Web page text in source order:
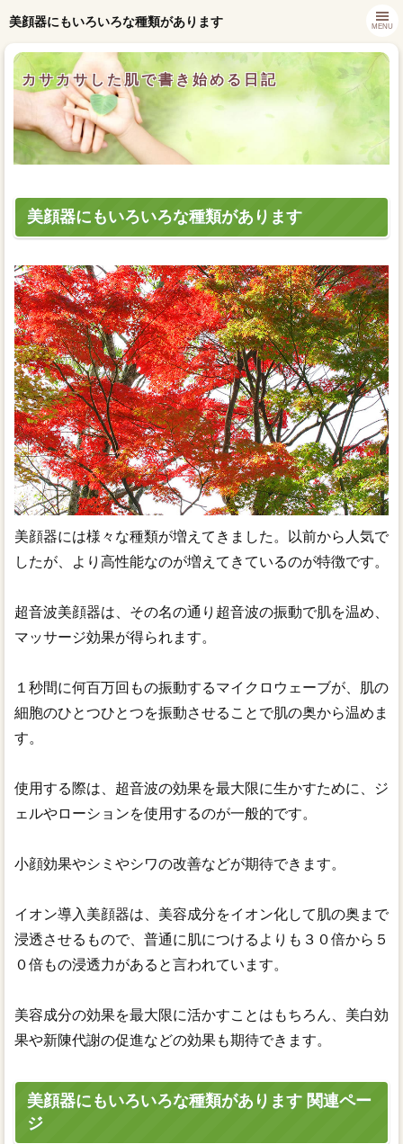
美顔器にもいろいろな種類があります
カサカサした肌で書き始める日記
MENU
美顔器にもいろいろな種類があります
美顔器には様々な種類が増えてきました。以前から人気で
したが、より高性能なのが増えてきているのが特徴です。
超音波美顔器は、その名の通り超音波の振動で肌を温め、
マッサージ効果が得られます。
１秒間に何百万回もの振動するマイクロウェーブが、肌の
細胞のひとつひとつを振動させることで肌の奥から温めま
す。
使用する際は、超音波の効果を最大限に生かすために、ジ
ェルやローションを使用するのが一般的です。
小顔効果やシミやシワの改善などが期待できます。
イオン導入美顔器は、美容成分をイオン化して肌の奥まで
浸透させるもので、普通に肌につけるよりも３０倍から５
０倍もの浸透力があると言われています。
美容成分の効果を最大限に活かすことはもちろん、美白効
果や新陳代謝の促進などの効果も期待できます。
美顔器にもいろいろな種類があります 関連ペー
ジ